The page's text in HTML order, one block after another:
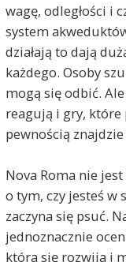
wagę, odległości i
system
działają to dają
każdego. Osoby
mogą się odbić.
reagują i gry, które
pewnością
Nova Roma nie
o tym, czy jesteś w
zaczyna się psuć.
jednoznacznie
która się rozwija i